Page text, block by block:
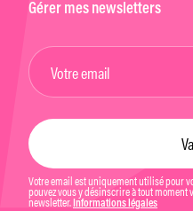
Gérer mes newsletters
Votre email est uniquement utilisé pour
pouvez vous y désinscrire à tout moment
newsletter. Informations légales